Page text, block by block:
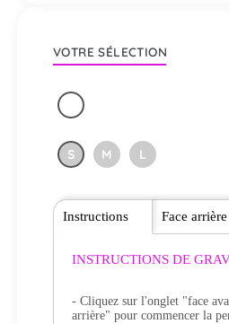
VOTRE SÉLECTION
S M L
Instructions
INSTRUCTIONS DE
- Cliquez sur l'onglet "face
arrière" pour commencer la
Face arrière